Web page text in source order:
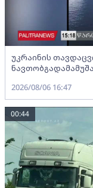
უკრაინის
2026/08/06 16:47
00:44